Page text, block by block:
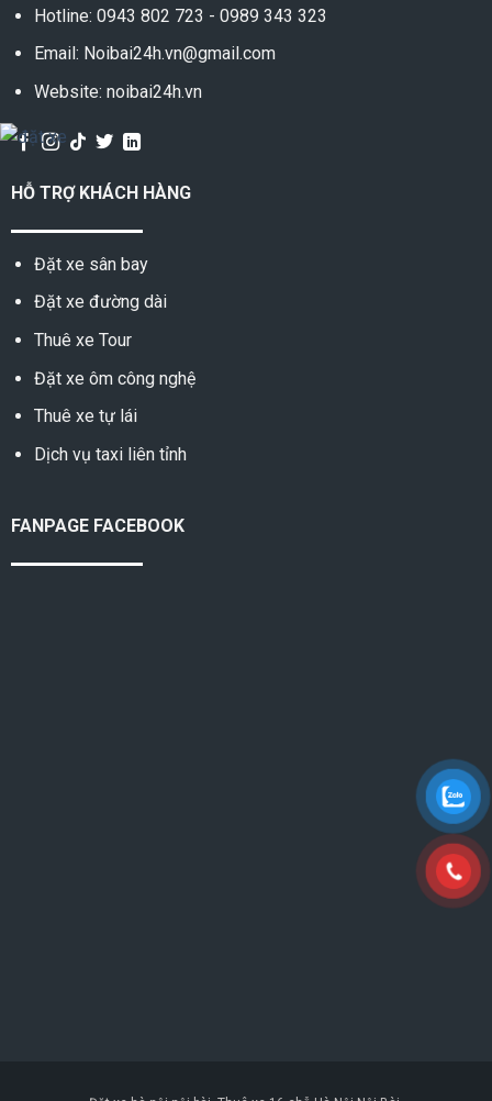
Hotline: 0943 802 723 - 0989 343 323
Email: Noibai24h.vn@gmail.com
Website: noibai24h.vn
HỖ TRỢ KHÁCH HÀNG
Đặt xe sân bay
Đặt xe đường dài
Thuê xe Tour
Đặt xe ôm công nghệ
Thuê xe tự lái
Dịch vụ taxi liên tỉnh
FANPAGE FACEBOOK